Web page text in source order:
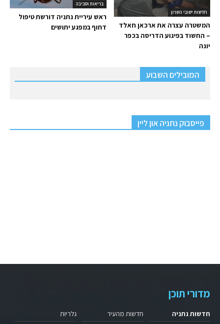
בריאות וסביבה
ראש עיריית נתניה דורשת טיפול
דחוף במפגע יתושים
חדשות ישובי השרון
המשטרה עצרה את ארכאן חאלד
– החשוד בפיגוע הדריסה בכפר
יונה
המובילים השבוע
פייסבוק נתניה און ליין
מדורי תוכן
חדשות נתניה
חדשות מהעיר
גלריות